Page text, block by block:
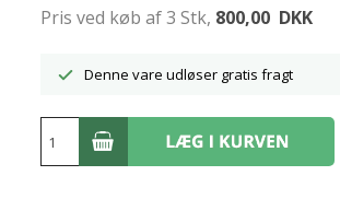
Pris ved køb af 3 Stk, 800,00 DKK
Denne vare udløser gratis fragt